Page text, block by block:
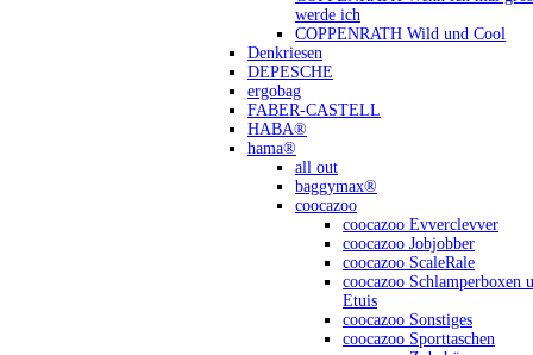
werde ich
COPPENRATH Wild und Cool
Denkriesen
DEPESCHE
ergobag
FABER-CASTELL
HABA®
hama®
all out
baggymax®
coocazoo
coocazoo Evverclevver
coocazoo Jobjobber
coocazoo ScaleRale
coocazoo Schlamperboxen
Etuis
coocazoo Sonstiges
coocazoo Sporttaschen